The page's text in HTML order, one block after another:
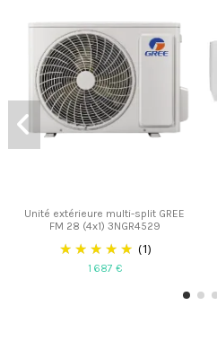
Unité extérieure multi-split GREE
FM 28 (4x1) 3NGR4529
(1)
1 687 €